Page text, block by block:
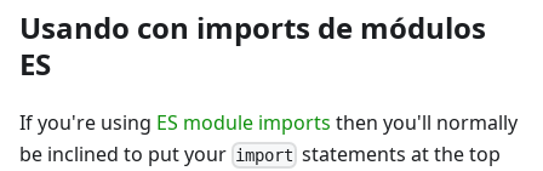
Usando con imports de módulos
ES
If you're using ES module imports then you'll normally
be inclined to put your import statements at the top